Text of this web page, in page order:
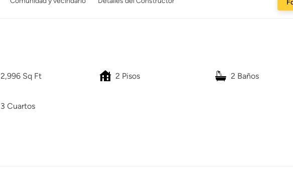
2,996 Sq Ft 2 Pisos 2 Baños
3 Cuartos